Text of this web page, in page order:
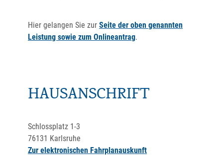
Hier gelangen Sie zur Seite der oben genannten
Leistung sowie zum Onlineantrag.
HAUSANSCHRIFT
Schlossplatz 1-3
76131 Karlsruhe
Zur elektronischen Fahrplanauskunft